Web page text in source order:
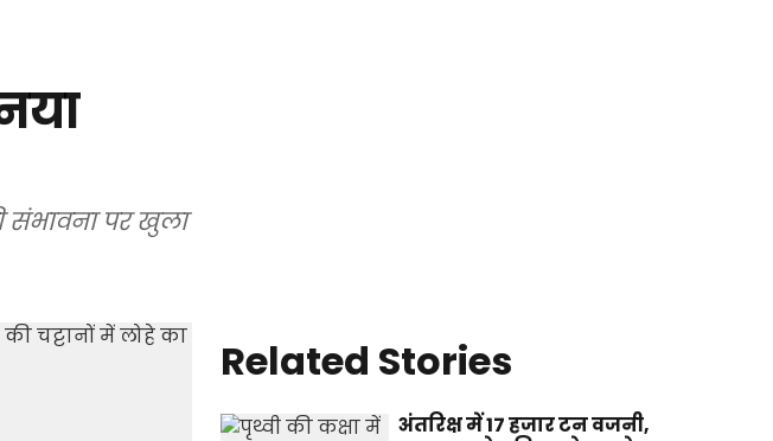
संभावना पर खुला
Related Stories
अंतरिक्ष में 17 हजार टन वजनी,